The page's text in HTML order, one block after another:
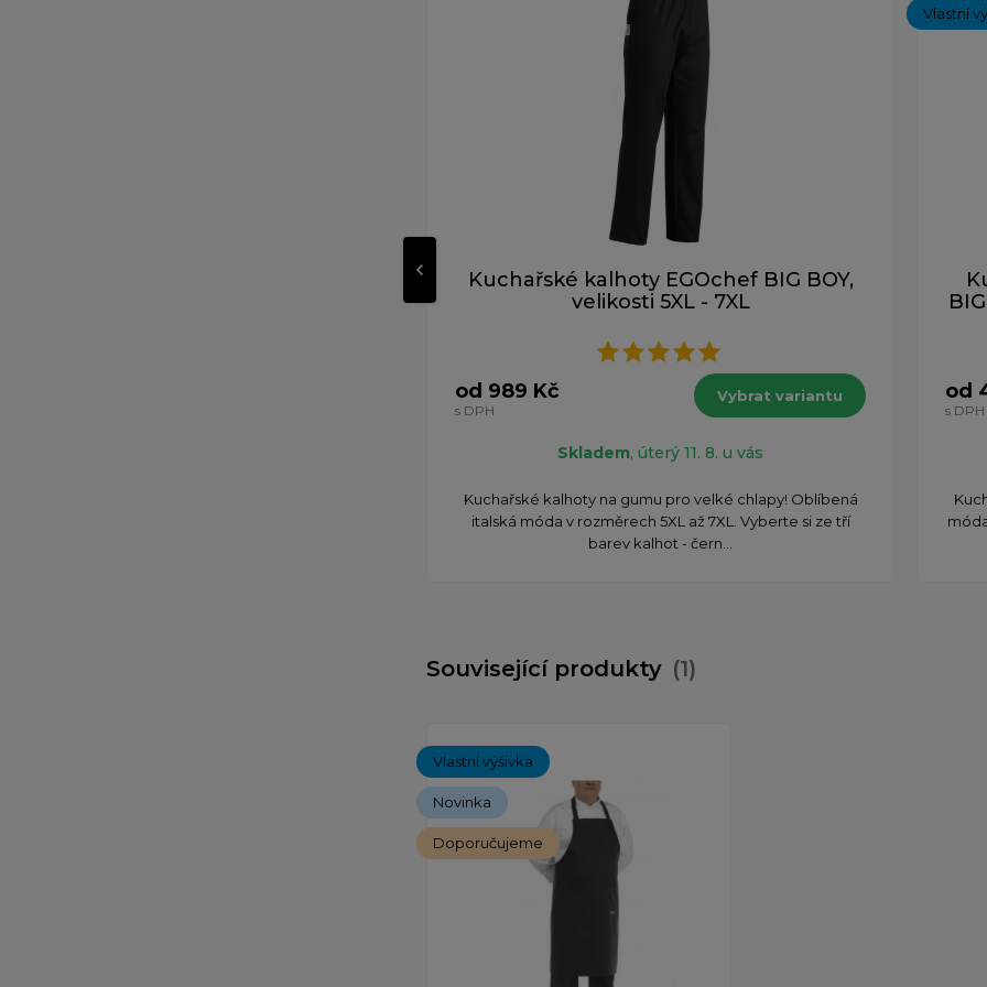
Kuchařské kalhoty EGOchef BIG BOY,
velikosti 5XL - 7XL
od 989 Kč
s DPH
Vybrat variantu
Skladem, úterý 11. 8. u vás
Kuchařské kalhoty na gumu pro velké chlapy! Oblíbená
italská móda v rozměrech 5XL až 7XL. Vyberte si ze tří
barev kalhot - čern...
Vlastní
od
s DPH
Související produkty (1)
Vlastní výšivka
Novinka
Doporučujeme